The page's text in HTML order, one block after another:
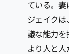
ている。妻
ジェイクは
議な能力を
より人と人